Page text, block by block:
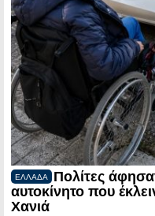
ΕΛΛΑΔΑ
Πολίτες
αυτοκίνητο που
Χανιά